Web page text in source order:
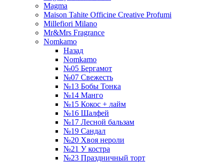
Magma
Maison Tahite Officine Creative Profumi
Millefiori Milano
Mr&Mrs Fragrance
Nomkamo
Назад
Nomkamo
№05 Бергамот
№07 Свежесть
№13 Бобы Тонка
№14 Манго
№15 Кокос + лайм
№16 Шалфей
№17 Лесной бальзам
№19 Сандал
№20 Хвоя нероли
№21 У костра
№23 Праздничный торт